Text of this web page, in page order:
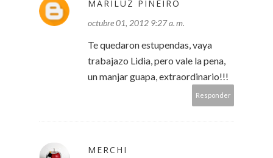
MARILUZ PIÑEIRO
octubre 01, 2012 9:27 a. m.
Te quedaron estupendas, vaya
trabajazo Lidia, pero vale la pena,
un manjar guapa, extraordinario!!!
Responder
MERCHI